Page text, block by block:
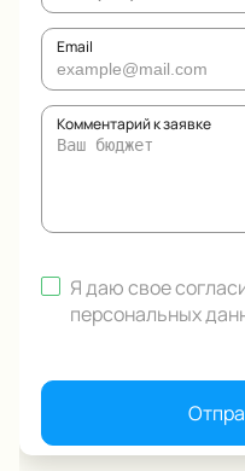
Email
Комментарий к заявке
Я даю свое
персональных